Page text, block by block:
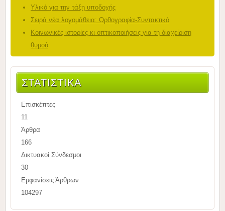
Υλικό για την τάξη υποδοχής
Σειρά νέα λογομάθεια: Ορθογραφία-Συντακτικό
Κοινωνικές ιστορίες κι οπτικοποιήσεις για τη διαχείριση
θυμού
ΣΤΑΤΙΣΤΙΚΆ
Επισκέπτες
11
Άρθρα
166
Δικτυακοί Σύνδεσμοι
30
Εμφανίσεις Άρθρων
104297